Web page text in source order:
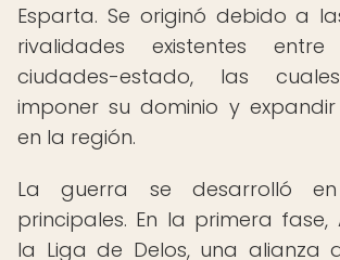
Esparta. Se originó debido a
rivalidades existentes
ciudades-estado, las
imponer su dominio y expandir
en la región.
La guerra se desarrolló
principales. En la primera fase,
la Liga de Delos, una alianza